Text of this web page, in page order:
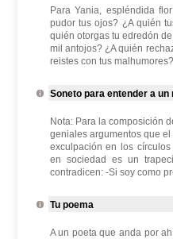
Para Yania, espléndida
pudor tus ojos? ¿A quién
quién otorgas tu edredón
mil antojos? ¿A quién
reistes con tus
Soneto para entender a un
Nota: Para la composición
geniales argumentos que
exculpación en los
en sociedad es un
contradicen: -Si soy como
Tu poema
A un poeta que anda por